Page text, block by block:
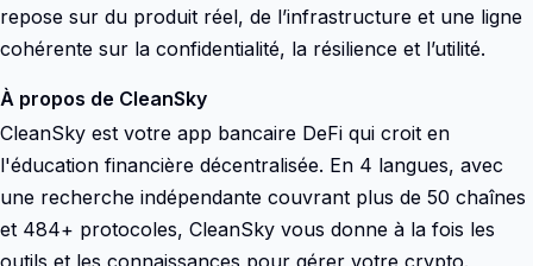
repose sur du produit réel, de l’infrastructure et une ligne
cohérente sur la confidentialité, la résilience et l’utilité.
À propos de CleanSky
CleanSky est votre app bancaire DeFi qui croit en
l'éducation financière décentralisée. En 4 langues, avec
une recherche indépendante couvrant plus de 50 chaînes
et 484+ protocoles, CleanSky vous donne à la fois les
outils et les connaissances pour gérer votre crypto.